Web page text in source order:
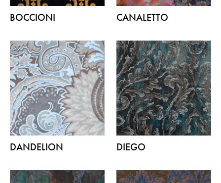
BOCCIONI CANALETTO
DANDELION DIEGO